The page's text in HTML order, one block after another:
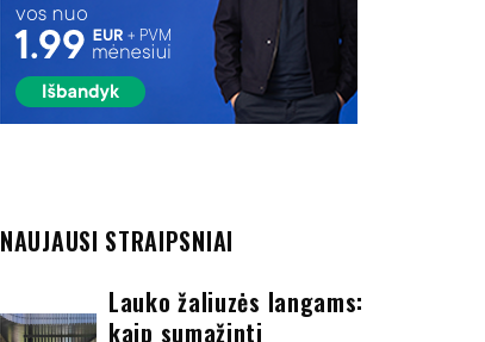
NAUJAUSI STRAIPSNIAI
Lauko žaliuzės langams:
kaip sumažinti